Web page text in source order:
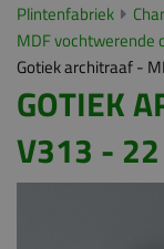
Plintenfabriek
MDF vochtwerende
Gotiek architraaf -
GOTIEK
V313 -